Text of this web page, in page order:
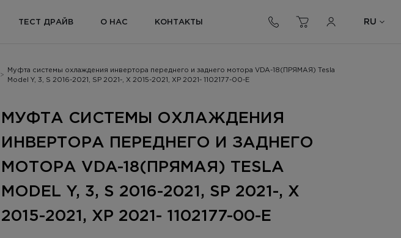
ТЕСТ ДРАЙВ О НАС КОНТАКТЫ RU
>
Муфта системы охлаждения инвертора переднего и заднего мотора VDA-18(ПРЯМАЯ) Tesla
Model Y, 3, S 2016-2021, SP 2021-, X 2015-2021, XP 2021- 1102177-00-E
МУФТА СИСТЕМЫ ОХЛАЖДЕНИЯ
ИНВЕРТОРА ПЕРЕДНЕГО И ЗАДНЕГО
МОТОРА VDA-18(ПРЯМАЯ) TESLA
MODEL Y, 3, S 2016-2021, SP 2021-, X
2015-2021, XP 2021- 1102177-00-E